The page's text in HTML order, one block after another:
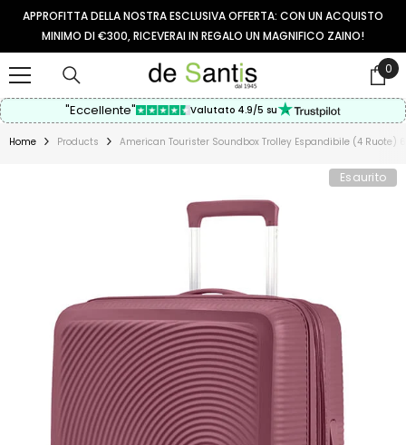
VAI AL CONTENUTO
APPROFITTA DELLA NOSTRA ESCLUSIVA OFFERTA: CON UN ACQUISTO
MINIMO DI €300, RICEVERAI IN REGALO UN MAGNIFICO ZAINO!
0
0
"Eccellente" Valutato 4.9/5 su
Home Products American Tourister Soundbox Trolley Espandibile (4
Esaurito